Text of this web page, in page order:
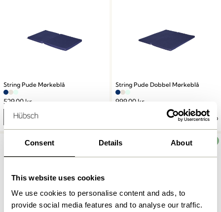
Consent Details About
This website uses cookies
We use cookies to personalise content and ads, to
provide social media features and to analyse our traffic.
String Pude Mørkeblå
529,00 kr.
Tilføj til kurv
String Pude Dobbel Mørkeblå
999,00 kr.
UDENDØRS UDENDØRS